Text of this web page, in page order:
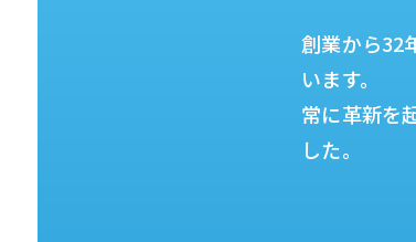
創業から32
います。
常に革新を
した。